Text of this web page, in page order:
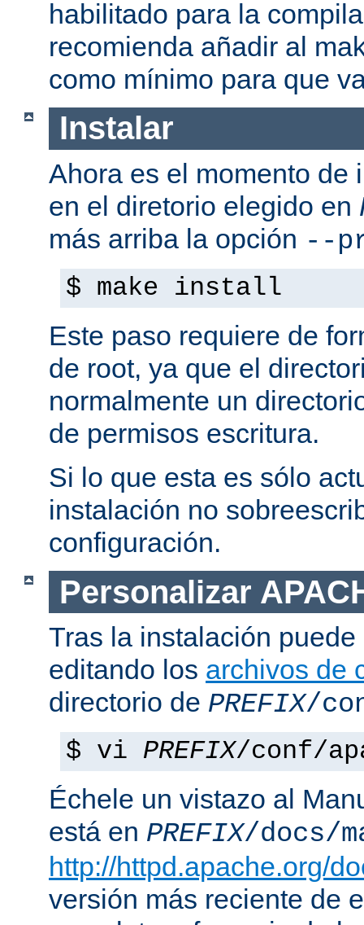
habilitado para la
recomienda añadir al
como mínimo para que
Instalar
Ahora es el momento de
en el diretorio elegido en
más arriba la opción --
$ make install
Este paso requiere de
de root, ya que el
normalmente un
de permisos escritura.
Si lo que esta es sólo
instalación no
configuración.
Personalizar
Tras la instalación
editando los archivos de
directorio de PREFIX/
$ vi PREFIX/conf/
Échele un vistazo al
está en PREFIX/docs/
http://httpd.apache.org/
versión más reciente de